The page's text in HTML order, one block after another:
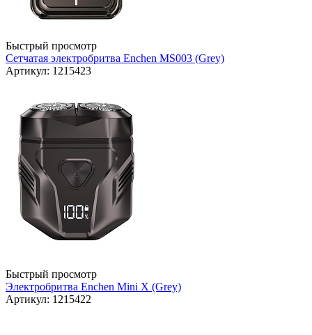
Быстрый просмотр
Сетчатая электробритва Enchen MS003 (Grey)
Артикул: 1215423
Быстрый просмотр
Электробритва Enchen Mini X (Grey)
Артикул: 1215422